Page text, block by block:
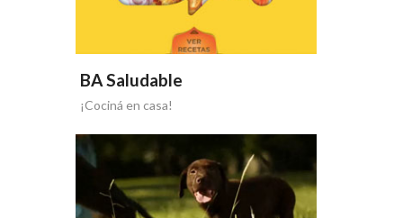
BA Saludable
¡Cociná en casa!